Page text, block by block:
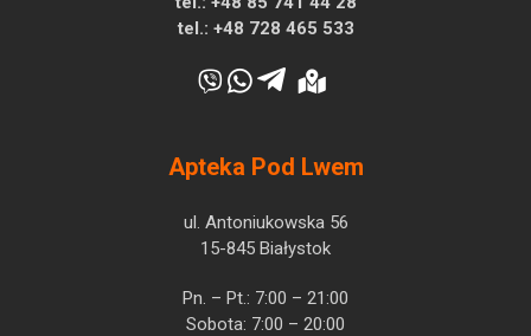
tel.: +48 728 465 533
Apteka Pod Lwem
ul. Antoniukowska 56
15-845 Białystok
Pn. – Pt.: 7:00 – 21:00
Sobota: 7:00 – 20:00